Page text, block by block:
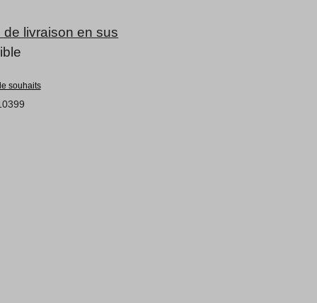
de livraison en sus
souhaits